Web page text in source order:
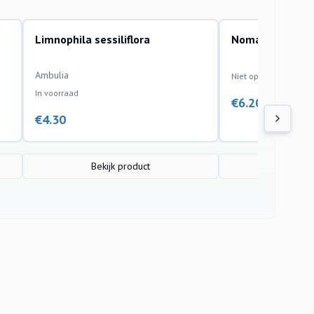
uw vissen.
plant te bieden heeft!
aquariumplanten
Limnophila sessiliflora
Ambulia
In voorraad
€4.30
Bekijk product
aquariumplanten
Nomaphila
Niet op voorraad
€6.20